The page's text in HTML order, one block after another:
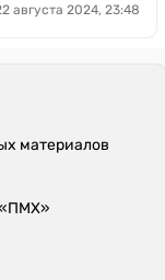
августа 2024, 23:48
материалов